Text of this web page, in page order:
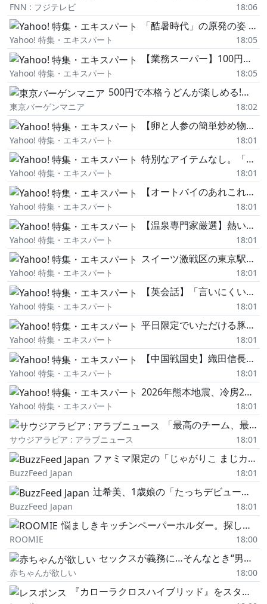
FNN : フジテレビ 18:06
「酷暑時代」の原発の姿 生まれ変わることが必要だ
Yahoo! 特集・エキスパート 18:05
【業務スーパー】100円台の調味料と節約食材で《こんにゃくちくわ小松菜にんじんの甘辛炒め》食費削減
Yahoo! 特集・エキスパート 18:05
500円で本格うどんが楽しめる!「うどん白糸」目白店の"朝うどん"は7時~10時限定。
東京バーゲンマニア 18:02
【卵と人参の簡単炒め物おかず】めんつゆで味付け簡単!冷めても美味しい作り置きおかずの作り方
Yahoo! 特集・エキスパート 18:01
特別なアイテムなし。「今日からできる収納の見直し」片付けのプロが3つ紹介
Yahoo! 特集・エキスパート 18:01
【オートバイのあれこれ】小柄から解き放たれる鋭い走り!
Yahoo! 特集・エキスパート 18:01
【温泉専門家厳選】熱い温泉はもう正直限界…夏こそ行きたいひんやりぬる湯・冷泉の穴場5選
Yahoo! 特集・エキスパート 18:01
スイーツ激戦区の東京駅で買うならこれ!フードライターオススメ手土産4選
Yahoo! 特集・エキスパート 18:01
【英会話】「言いにくいけど…」英語でなんて言う?「difficult」を使わない英語の型!
Yahoo! 特集・エキスパート 18:01
平日限定でいただける豚骨らーめん。マイルドな口当たりに醤油ダレが引き立つ飽きがこないシンプルな一杯。
Yahoo! 特集・エキスパート 18:01
【中国戦国史】織田信長より前に天下を握った一族とは?大内義隆を生んだ大内家繁栄の軌跡
Yahoo! 特集・エキスパート 18:01
2026年熊本地震、冷房2割の体育館で起きていること 真夏の雑魚寝と段ボールベッドの「限界」
Yahoo! 特集・エキスパート 18:01
「最高のチーム、最高の選手、最高のコーチ」:Kuaishou Gamingが予想を覆し、「Eスポーツ・ワールドカップ 2026」の『Honor of Kings』部門で優勝
サウジアラビア : アラブニュース 18:01
ファミマ限定の「じゃがりこ まじカルパス味」が再現度高すぎる!“いいね"が1万6千件を超える、話題の新作を実食レビュー!
BuzzFeed Japan 18:01
辻希美、1歳娘の「たっちデビュー」姿を公開→「すごい!!」「ゆめが立った」「もうすぐ歩き出しそう」と大反響
BuzzFeed Japan 18:01
悩ましきキッチンペーパーホルダー。探し続けた私がたどり着いたのは山崎実業のスチールタイプでした
ROOMIE 18:00
セックスが義務に…そんなとき“男性のものを腟に注入!?"びっくり救世主アイテムのおかげで♡【体験談】
赤ちゃんが欲しい 18:00
『カローラクロスハイブリッド』をスタイリッシュにローダウン! ブリッツの車高調キット「DAMPER ZZ-R」発売